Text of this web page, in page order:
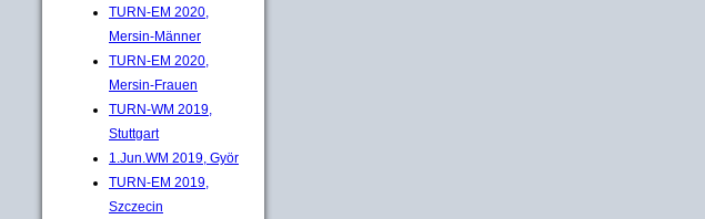
TURN-EM 2020,
Mersin-Männer
TURN-EM 2020,
Mersin-Frauen
TURN-WM 2019,
Stuttgart
1.Jun.WM 2019, Györ
TURN-EM 2019,
Szczecin